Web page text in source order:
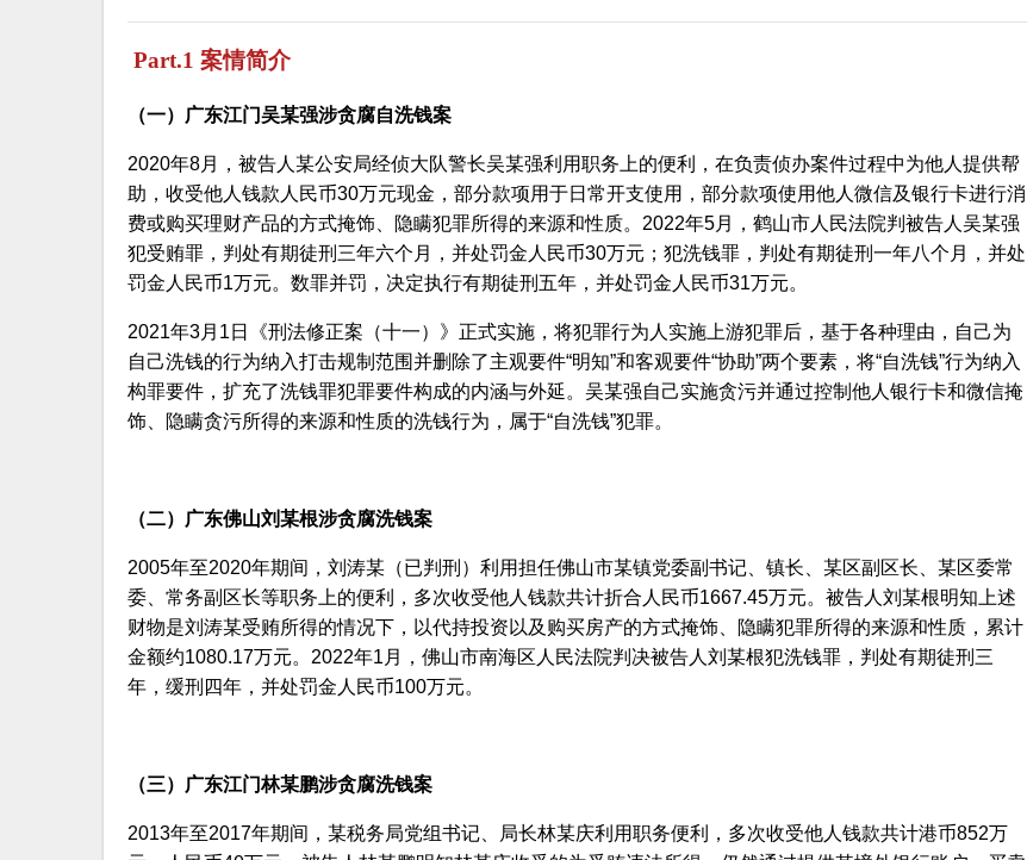
Part.1 案情简介
（一）广东江门吴某强涉贪腐自洗钱案
2020年8月，被告人某公安局经侦大队警长吴某强利用职务上的便利，在负责侦办案件过程中为他人提供帮
助，收受他人钱款人民币30万元现金，部分款项用于日常开支使用，部分款项使用他人微信及银行卡进行消
费或购买理财产品的方式掩饰、隐瞒犯罪所得的来源和性质。2022年5月，鹤山市人民法院判被告人吴某强
犯受贿罪，判处有期徒刑三年六个月，并处罚金人民币30万元；犯洗钱罪，判处有期徒刑一年八个月，并处
罚金人民币1万元。数罪并罚，决定执行有期徒刑五年，并处罚金人民币31万元。
2021年3月1日《刑法修正案（十一）》正式实施，将犯罪行为人实施上游犯罪后，基于各种理由，自己为
自己洗钱的行为纳入打击规制范围并删除了主观要件“明知”和客观要件“协助”两个要素，将“自洗钱”行为纳入
构罪要件，扩充了洗钱罪犯罪要件构成的内涵与外延。吴某强自己实施贪污并通过控制他人银行卡和微信掩
饰、隐瞒贪污所得的来源和性质的洗钱行为，属于“自洗钱”犯罪。
（二）广东佛山刘某根涉贪腐洗钱案
2005年至2020年期间，刘涛某（已判刑）利用担任佛山市某镇党委副书记、镇长、某区副区长、某区委常
委、常务副区长等职务上的便利，多次收受他人钱款共计折合人民币1667.45万元。被告人刘某根明知上述
财物是刘涛某受贿所得的情况下，以代持投资以及购买房产的方式掩饰、隐瞒犯罪所得的来源和性质，累计
金额约1080.17万元。2022年1月，佛山市南海区人民法院判决被告人刘某根犯洗钱罪，判处有期徒刑三
年，缓刑四年，并处罚金人民币100万元。
（三）广东江门林某鹏涉贪腐洗钱案
2013年至2017年期间，某税务局党组书记、局长林某庆利用职务便利，多次收受他人钱款共计港币852万